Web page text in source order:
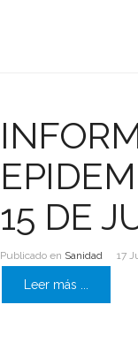
15 DE
Publicado en Sanidad 17
Leer más ...